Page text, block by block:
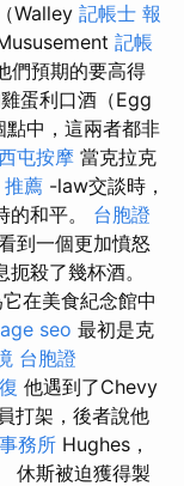
Walley 記帳士 報
記帳
們預期的要高得
蛋利口酒（Egg
中，這兩者都非
屯按摩 當克拉克
推薦 -law交談時，
的和平。 台胞證
到一個更加憤怒
殺了幾杯酒。
在美食紀念館中
seo 最初是克
台胞證
他遇到了Chevy
打架，後者說他
務所 Hughes，
休斯被迫獲得製